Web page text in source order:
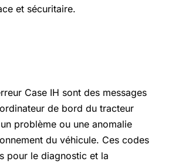
et sécuritaire.
Case IH sont des messages
de bord du tracteur
problème ou une anomalie
du véhicule. Ces codes
pour le diagnostic et la